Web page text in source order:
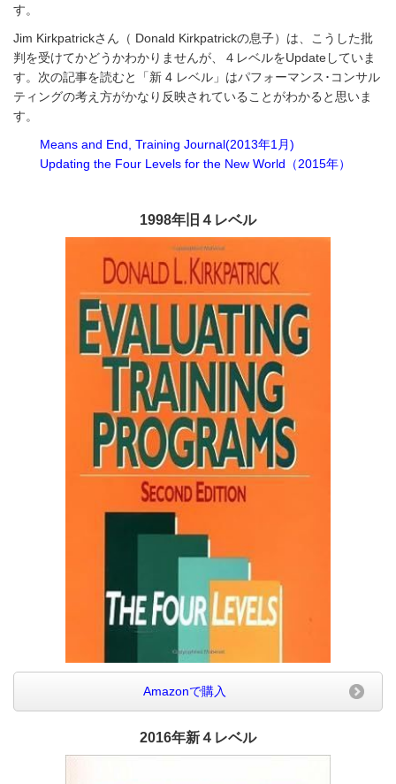
す。
Jim Kirkpatrickさん（ Donald Kirkpatrickの息子）は、こうした批
判を受けてかどうかわかりませんが、４レベルをUpdateしていま
す。次の記事を読むと「新 4 レベル」はパフォーマンス･コンサル
ティングの考え方がかなり反映されていることがわかると思いま
す。
Means and End, Training Journal(2013年1月)
Updating the Four Levels for the New World（2015年）
1998年旧４レベル
Amazonで購入
2016年新４レベル